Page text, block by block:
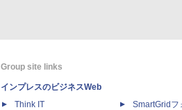
Group site links
インプレスのビジネスWeb
Think IT
SmartGridフ